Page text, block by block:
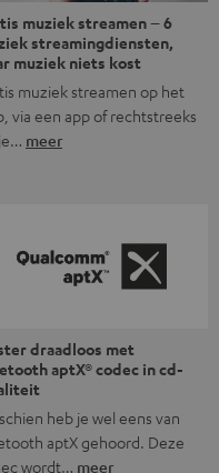
muziek streamen – 6
streamingdiensten,
muziek niets kost
muziek streamen op het
via een app of rechtstreeks
meer
draadloos met
aptX® codec in cd-
heb je wel eens van
aptX gehoord. Deze
wordt… meer